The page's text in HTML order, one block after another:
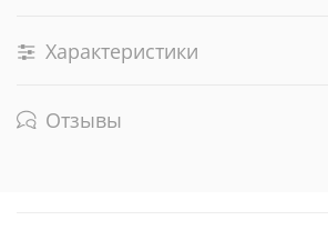
Характеристики
Отзывы